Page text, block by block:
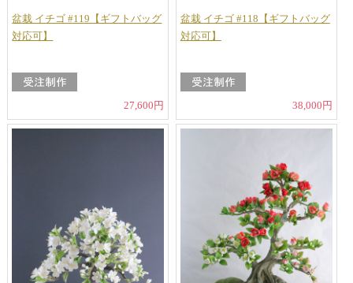
盆栽 イチゴ #119【ギフトバッグ
対応可】
27,600円
盆栽 イチゴ #118【ギフトバッグ
対応可】
38,000円